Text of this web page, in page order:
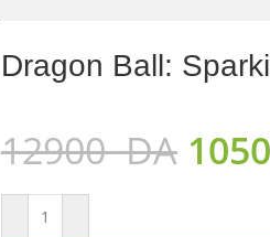
Dragon Ball:
12900DA